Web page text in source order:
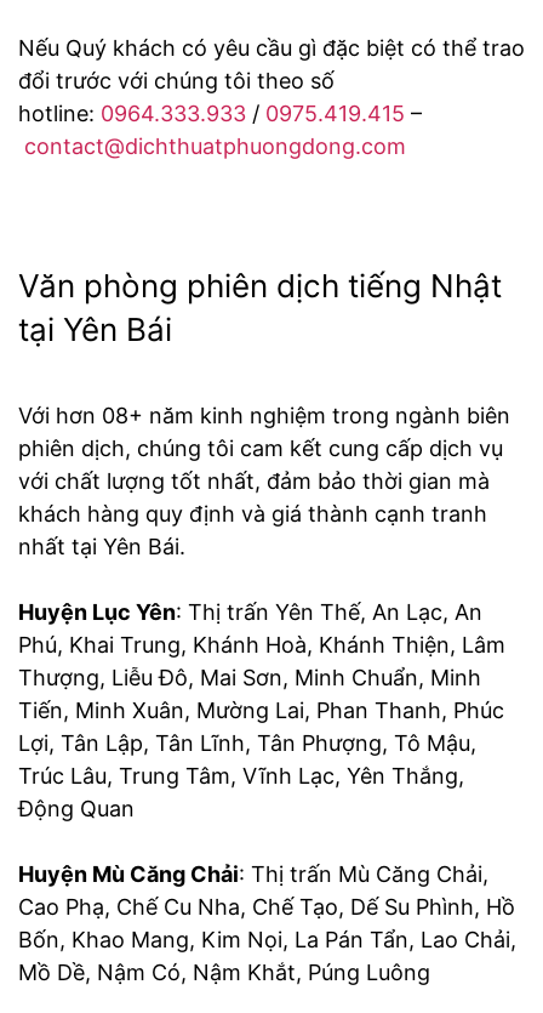
Nếu Quý khách có yêu cầu gì đặc biệt có thể trao
đổi trước với chúng tôi theo số
hotline: 0964.333.933 / 0975.419.415 –
contact@dichthuatphuongdong.com
Văn phòng phiên dịch tiếng Nhật
tại Yên Bái
Với hơn 08+ năm kinh nghiệm trong ngành biên
phiên dịch, chúng tôi cam kết cung cấp dịch vụ
với chất lượng tốt nhất, đảm bảo thời gian mà
khách hàng quy định và giá thành cạnh tranh
nhất tại Yên Bái.
Huyện Lục Yên: Thị trấn Yên Thế, An Lạc, An
Phú, Khai Trung, Khánh Hoà, Khánh Thiện, Lâm
Thượng, Liễu Đô, Mai Sơn, Minh Chuẩn, Minh
Tiến, Minh Xuân, Mường Lai, Phan Thanh, Phúc
Lợi, Tân Lập, Tân Lĩnh, Tân Phượng, Tô Mậu,
Trúc Lâu, Trung Tâm, Vĩnh Lạc, Yên Thắng,
Động Quan
Huyện Mù Căng Chải: Thị trấn Mù Căng Chải,
Cao Phạ, Chế Cu Nha, Chế Tạo, Dế Su Phình, Hồ
Bốn, Khao Mang, Kim Nọi, La Pán Tẩn, Lao Chải,
Mồ Dề, Nậm Có, Nậm Khắt, Púng Luông